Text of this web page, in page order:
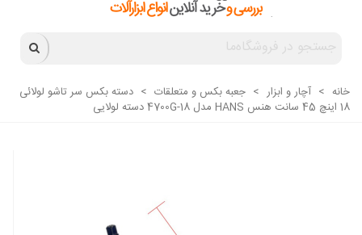
خانه > آچار و ابزار > جعبه بکس و متعلقات > دسته بکس سر تاشو لولائی
18 اینچ 45 سانت هنس HANS مدل 4700G-18 دسته لولایی